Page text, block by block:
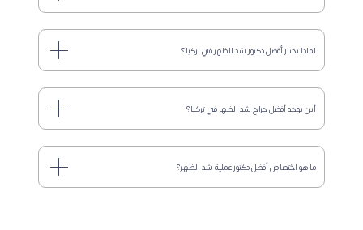
لماذا تختار أفضل دكتور شد الظهر في تركيا؟
أين يوجد أفضل جراح شد الظهر في تركيا؟
ما هو اختصاص أفضل دكتور عملية شد الظهر؟